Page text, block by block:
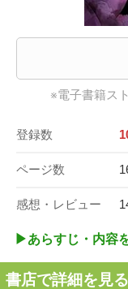
※電子書籍ス
登録数
ページ数
感想・レビュー
▶︎あらすじ・内容
書店で詳細を見る